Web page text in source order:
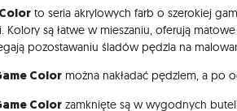
to seria akrylowych farb o szerokiej
Kolory są łatwe w mieszaniu, oferują
pozostawaniu śladów pędzla na
Color można nakładać pędzlem, a po
Color zamknięte są w wygodnych